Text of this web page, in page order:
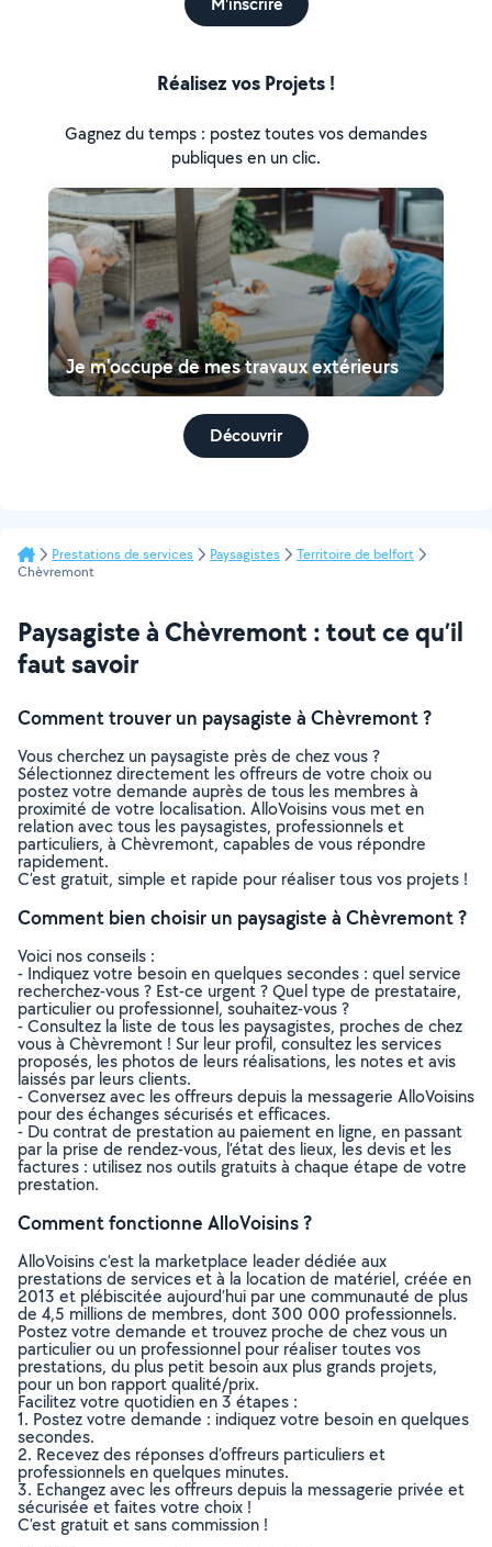
Réalisez vos Projets !
Gagnez du temps : postez toutes vos demandes
publiques en un clic.
Je m'occupe de mes travaux extérieurs
Découvrir
Prestations de services Paysagistes
Territoire de belfort
Chèvremont
Paysagiste à Chèvremont : tout ce qu’il
faut savoir
Comment trouver un paysagiste à Chèvremont ?
Vous cherchez un paysagiste près de chez vous ?
Sélectionnez directement les offreurs de votre choix ou
postez votre demande auprès de tous les membres à
proximité de votre localisation. AlloVoisins vous met en
relation avec tous les paysagistes, professionnels et
particuliers, à Chèvremont, capables de vous répondre
rapidement.
C’est gratuit, simple et rapide pour réaliser tous vos projets !
Comment bien choisir un paysagiste à Chèvremont ?
Voici nos conseils :
- Indiquez votre besoin en quelques secondes : quel service
recherchez-vous ? Est-ce urgent ? Quel type de prestataire,
particulier ou professionnel, souhaitez-vous ?
- Consultez la liste de tous les paysagistes, proches de chez
vous à Chèvremont ! Sur leur profil, consultez les services
proposés, les photos de leurs réalisations, les notes et avis
laissés par leurs clients.
- Conversez avec les offreurs depuis la messagerie AlloVoisins
pour des échanges sécurisés et efficaces.
- Du contrat de prestation au paiement en ligne, en passant
par la prise de rendez-vous, l’état des lieux, les devis et les
factures : utilisez nos outils gratuits à chaque étape de votre
prestation.
Comment fonctionne AlloVoisins ?
AlloVoisins c’est la marketplace leader dédiée aux
prestations de services et à la location de matériel, créée en
2013 et plébiscitée aujourd’hui par une communauté de plus
de 4,5 millions de membres, dont 300 000 professionnels.
Postez votre demande et trouvez proche de chez vous un
particulier ou un professionnel pour réaliser toutes vos
prestations, du plus petit besoin aux plus grands projets,
pour un bon rapport qualité/prix.
Facilitez votre quotidien en 3 étapes :
1. Postez votre demande : indiquez votre besoin en quelques
secondes.
2. Recevez des réponses d’offreurs particuliers et
professionnels en quelques minutes.
3. Echangez avec les offreurs depuis la messagerie privée et
sécurisée et faites votre choix !
C’est gratuit et sans commission !